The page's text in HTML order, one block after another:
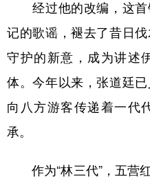
经过他的改编，这首
记的歌谣，褪去了昔日
守护的新意，成为讲述
体。今年以来，张道廷
向八方游客传递着一代
承。
作为“林三代”，五营红